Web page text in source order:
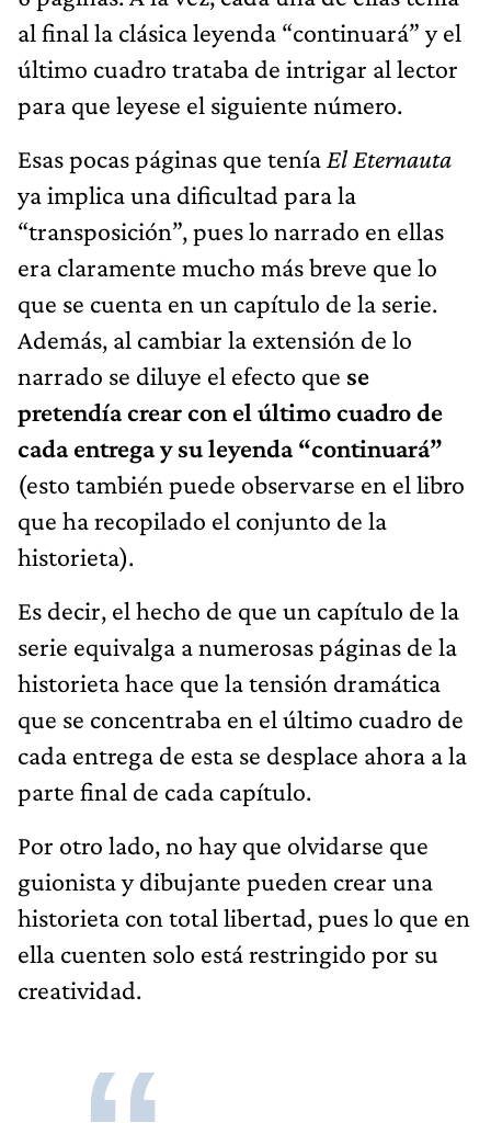
al final la clásica leyenda “continuará” y el
último cuadro trataba de intrigar al lector
para que leyese el siguiente número.
Esas pocas páginas que tenía El Eternauta
ya implica una dificultad para la
“transposición”, pues lo narrado en ellas
era claramente mucho más breve que lo
que se cuenta en un capítulo de la serie.
Además, al cambiar la extensión de lo
narrado se diluye el efecto que se
pretendía crear con el último cuadro de
cada entrega y su leyenda “continuará”
(esto también puede observarse en el libro
que ha recopilado el conjunto de la
historieta).
Es decir, el hecho de que un capítulo de la
serie equivalga a numerosas páginas de la
historieta hace que la tensión dramática
que se concentraba en el último cuadro de
cada entrega de esta se desplace ahora a la
parte final de cada capítulo.
Por otro lado, no hay que olvidarse que
guionista y dibujante pueden crear una
historieta con total libertad, pues lo que en
ella cuenten solo está restringido por su
creatividad.